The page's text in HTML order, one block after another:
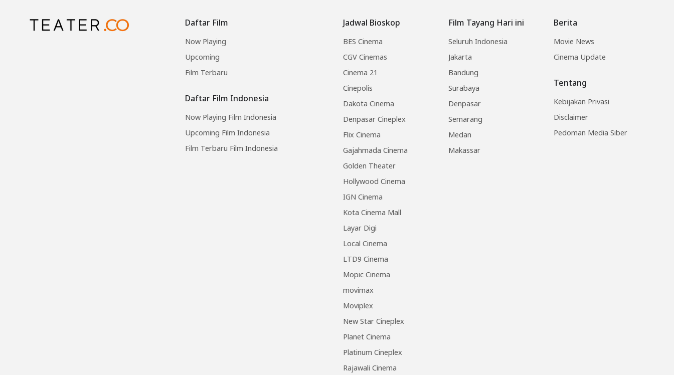
Daftar Film
Now Playing
Upcoming
Film Terbaru
Daftar Film Indonesia
Now Playing Film Indonesia
Upcoming Film Indonesia
Film Terbaru Film Indonesia
Jadwal Bioskop
BES Cinema
CGV Cinemas
Cinema 21
Cinepolis
Dakota Cinema
Denpasar Cineplex
Flix Cinema
Gajahmada Cinema
Golden Theater
Hollywood Cinema
IGN Cinema
Kota Cinema Mall
Layar Digi
Local Cinema
LTD9 Cinema
Mopic Cinema
movimax
Moviplex
New Star Cineplex
Planet Cinema
Platinum Cineplex
Rajawali Cinema
Film Tayang Hari ini
Seluruh Indonesia
Jakarta
Bandung
Surabaya
Denpasar
Semarang
Medan
Makassar
Berita
Movie News
Cinema Update
Tentang
Kebijakan Privasi
Disclaimer
Pedoman Media Siber